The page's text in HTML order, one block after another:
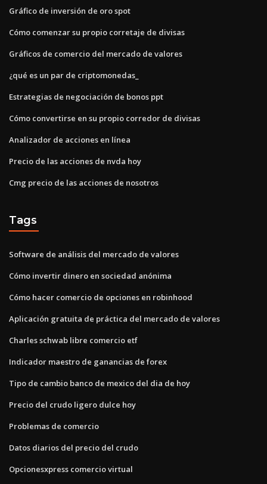
Gráfico de inversión de oro spot
Cómo comenzar su propio corretaje de divisas
Gráficos de comercio del mercado de valores
¿qué es un par de criptomonedas_
Estrategias de negociación de bonos ppt
Cómo convertirse en su propio corredor de divisas
Analizador de acciones en línea
Precio de las acciones de nvda hoy
Cmg precio de las acciones de nosotros
Tags
Software de análisis del mercado de valores
Cómo invertir dinero en sociedad anónima
Cómo hacer comercio de opciones en robinhood
Aplicación gratuita de práctica del mercado de valores
Charles schwab libre comercio etf
Indicador maestro de ganancias de forex
Tipo de cambio banco de mexico del dia de hoy
Precio del crudo ligero dulce hoy
Problemas de comercio
Datos diarios del precio del crudo
Opcionesxpress comercio virtual